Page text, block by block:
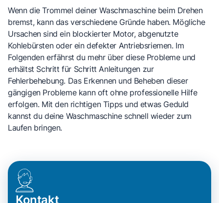
Wenn die Trommel deiner Waschmaschine beim Drehen
bremst, kann das verschiedene Gründe haben. Mögliche
Ursachen sind ein blockierter Motor, abgenutzte
Kohlebürsten oder ein defekter Antriebsriemen. Im
Folgenden erfährst du mehr über diese Probleme und
erhältst Schritt für Schritt Anleitungen zur
Fehlerbehebung. Das Erkennen und Beheben dieser
gängigen Probleme kann oft ohne professionelle Hilfe
erfolgen. Mit den richtigen Tipps und etwas Geduld
kannst du deine Waschmaschine schnell wieder zum
Laufen bringen.
Kontakt